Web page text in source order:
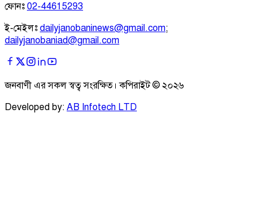
ফোনঃ 02-44615293
ই-মেইলঃ dailyjanobaninews@gmail.com;
dailyjanobaniad@gmail.com
জনবাণী এর সকল স্বত্ব সংরক্ষিত। কপিরাইট © ২০২৬
Developed by: AB Infotech LTD